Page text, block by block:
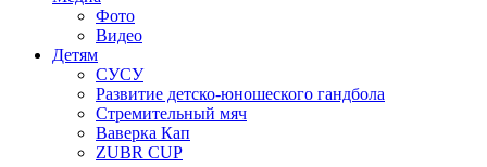
Фото
Видео
Детям
СУСУ
Развитие детско-юношеского гандбола
Стремительный мяч
Ваверка Кап
ZUBR CUP